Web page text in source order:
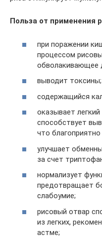
Польза от применения
при поражении
процессом
обволакивающее
выводит токсины;
содержащийся
оказывает
способствует
что
улучшает
за счет
нормализует
предотвращает
слабоумие;
рисовый отвар
из легких,
астме;